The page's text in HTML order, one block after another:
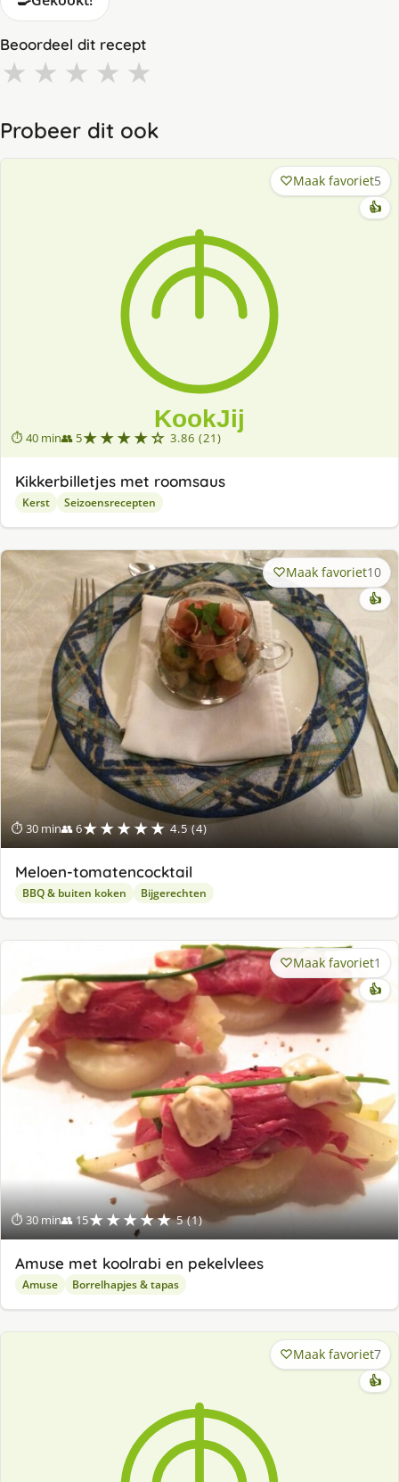
Beoordeel dit recept
★ ★ ★ ★ ★
Probeer dit ook
⏱ 40 min👥 5★★★★☆ 3.86 (21)
Maak favoriet5
👍
Kikkerbilletjes met roomsaus
Kerst Seizoensrecepten
⏱ 30 min👥 6★★★★★ 4.5 (4)
Maak favoriet10
👍
Meloen-tomatencocktail
BBQ & buiten koken Bijgerechten
⏱ 30 min👥 15★★★★★ 5 (1)
Maak favoriet1
👍
Amuse met koolrabi en pekelvlees
Amuse Borrelhapjes & tapas
Maak favoriet7
👍